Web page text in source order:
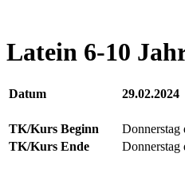
Latein 6-10
Datum 29.02.2024
TK/Kurs Beginn
Donnerstag
TK/Kurs Ende
Donnerstag